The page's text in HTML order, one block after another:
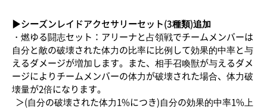
▶シーズンレイドアクセサリーセット(3種類)追加
・燃ゆる闘志セット：アリーナと占領戦でチームメンバーは
自分と敵の破壊された体力の比率に比例して効果的中率と与
えるダメージが増加します。また、相手召喚獣が与えるダメ
ージによりチームメンバーの体力が破壊された場合、体力破
壊量が2倍になります。
＞(自分の破壊された体力1%につき)自分の効果的中率1%上